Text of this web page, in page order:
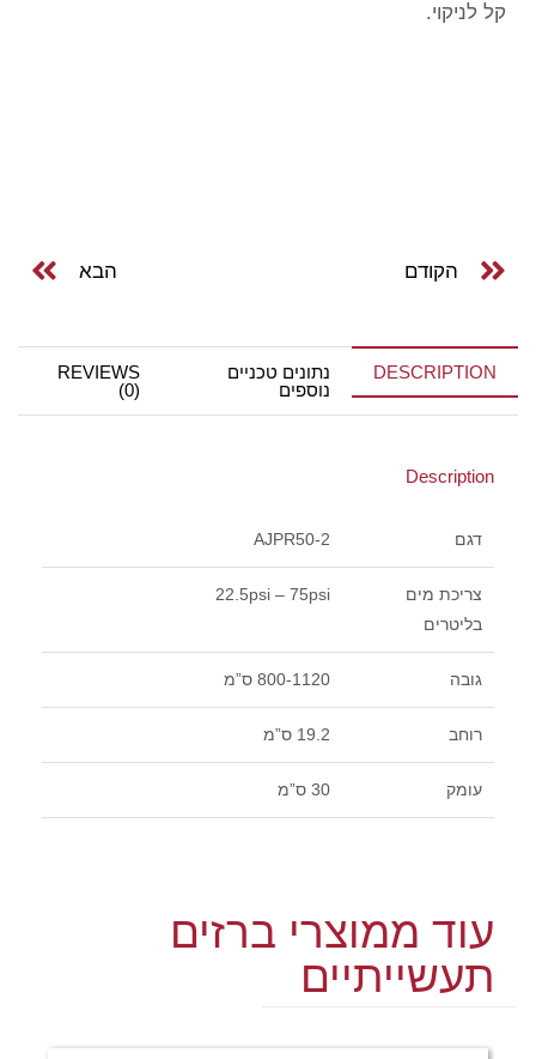
קל לניקוי.
הקודם הבא
DESCRIPTION
נתונים טכניים
נוספים
REVIEWS
(0)
Description
דגם AJPR50-2
צריכת מים
בליטרים
22.5psi – 75psi
גובה 800-1120 ס”מ
רוחב 19.2 ס”מ
עומק 30 ס”מ
עוד ממוצרי ברזים
תעשייתיים